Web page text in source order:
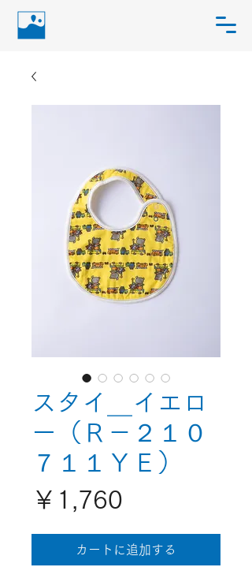
スタイ＿イエロ
ー（Ｒ－２１０
７１１ＹＥ）
￥1,760
格
カートに追加する